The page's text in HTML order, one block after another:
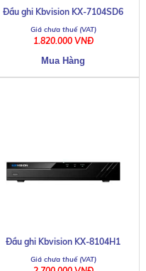
Đầu ghi Kbvision KX-7104SD6
1.820.000 VNĐ
Đầu ghi Kbvision KX-8104H1